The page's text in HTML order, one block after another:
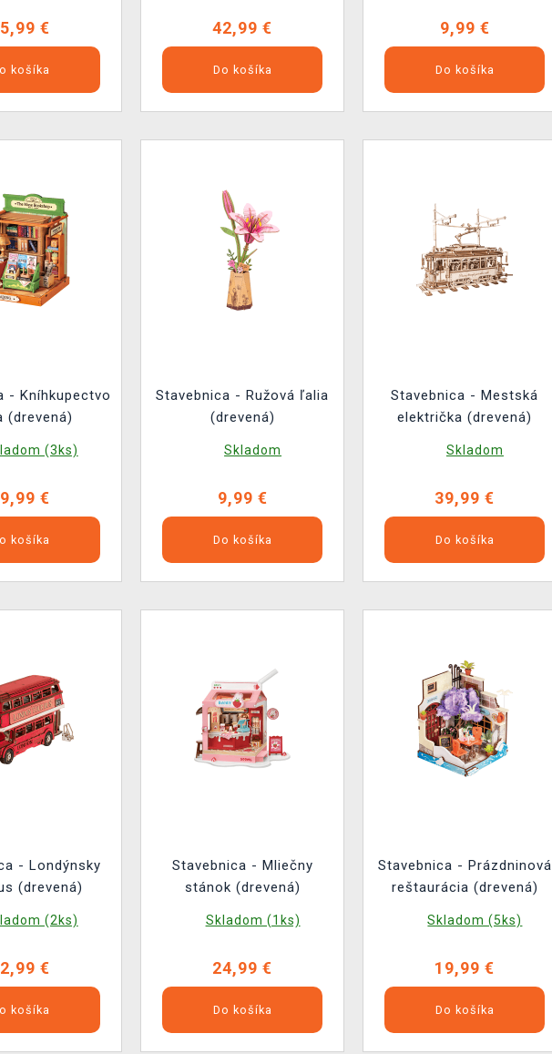
€
košíka
42,99 €
Do košíka
9,99 €
Do košíka
- Kníhkupectvo
(drevená)
(3ks)
€
košíka
Stavebnica - Ružová ľalia
(drevená)
Skladom
9,99 €
Do košíka
Stavebnica - Mestská
električka (drevená)
Skladom
39,99 €
Do košíka
- Londýnsky
(drevená)
(2ks)
€
košíka
Stavebnica - Mliečny
stánok (drevená)
Skladom (1ks)
24,99 €
Do košíka
Stavebnica - Prázdninová
reštaurácia (drevená)
Skladom (5ks)
19,99 €
Do košíka